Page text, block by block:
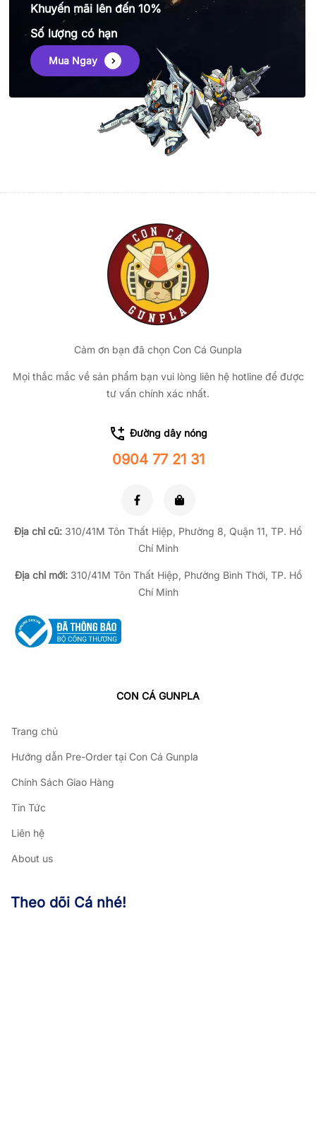
Khuyến mãi lên đến 10%
Số lượng có hạn
Mua Ngay
Cảm ơn bạn đã chọn Con Cá Gunpla
Mọi thắc mắc về sản phẩm bạn vui lòng liên hệ hotline để được
tư vấn chính xác nhất.
Đường dây nóng
0904 77 21 31
Địa chỉ cũ: 310/41M Tôn Thất Hiệp, Phường 8, Quận 11, TP. Hồ
Chí Minh
Địa chỉ mới:310/41M Tôn Thất Hiệp, Phường Bình Thới, TP. Hồ
Chí Minh
CON CÁ GUNPLA
Trang chủ
Hướng dẫn Pre-Order tại Con Cá Gunpla
Chính Sách Giao Hàng
Tin Tức
Liên hệ
About us
Theo dõi Cá nhé!